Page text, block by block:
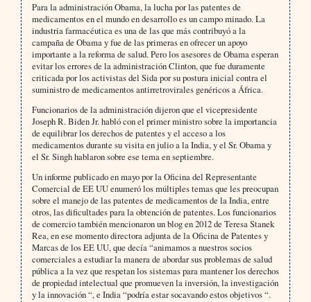
Para la administración Obama, la lucha por las patentes de
medicamentos en el mundo en desarrollo es un campo minado. La
industria farmacéutica es una de las que más contribuyó a la
campaña de Obama y fue de las primeras en ofrecer un apoyo
importante a la reforma de salud. Pero los asesores de Obama esperan
evitar los errores de la administración Clinton, que fue duramente
criticada por los activistas del Sida por su postura inicial contra el
suministro de medicamentos antirretrovirales genéricos a África.
Funcionarios de la administración dijeron que el vicepresidente
Joseph R. Biden Jr. habló con el primer ministro sobre la importancia
de equilibrar los derechos de patentes y el acceso a los
medicamentos durante su visita en julio a la India, y el Sr. Obama y
el Sr. Singh hablaron sobre ese tema en septiembre.
Un informe publicado en mayo por la Oficina del Representante
Comercial de EE UU enumeró los múltiples temas que les preocupan
sobre el manejo de las patentes de medicamentos de la India, entre
otros, las dificultades para la obtención de patentes. Los funcionarios
de comercio también mencionaron un blog en 2012 de Teresa Stanek
Rea, en ese momento directora adjunta de la Oficina de Patentes y
Marcas de los EE UU, que decía “animamos a nuestros socios
comerciales a estudiar la manera de abordar sus problemas de salud
pública a la vez que respetan los sistemas para mantener los derechos
de propiedad intelectual que promueven la inversión, la investigación
y la innovación “, e India “podría estar socavando estos objetivos “.